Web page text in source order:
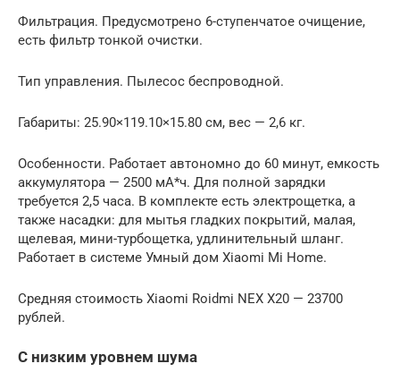
Фильтрация. Предусмотрено 6-ступенчатое очищение,
есть фильтр тонкой очистки.
Тип управления. Пылесос беспроводной.
Габариты: 25.90×119.10×15.80 см, вес — 2,6 кг.
Особенности. Работает автономно до 60 минут, емкость
аккумулятора — 2500 мА*ч. Для полной зарядки
требуется 2,5 часа. В комплекте есть электрощетка, а
также насадки: для мытья гладких покрытий, малая,
щелевая, мини-турбощетка, удлинительный шланг.
Работает в системе Умный дом Xiaomi Mi Home.
Средняя стоимость Xiaomi Roidmi NEX X20 — 23700
рублей.
С низким уровнем шума